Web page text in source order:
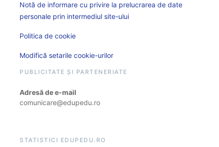
Notă de informare cu privire la prelucrarea de date
personale prin intermediul site-ului
Politica de cookie
Modifică setarile cookie-urilor
PUBLICITATE ȘI PARTENERIATE
Adresă de e-mail
comunicare@edupedu.ro
STATISTICI EDUPEDU.RO